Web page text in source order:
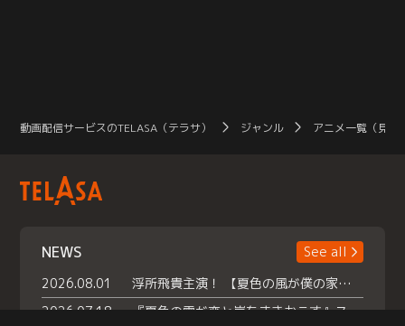
動画配信サービスのTELASA（テラサ） ジャンル アニメ一覧（見放
NEWS
See all
2026.08.01
浮所飛貴主演！ 【夏色の風が僕の家にやってきた】 本日よりテラサで独占配信スタート！
2026.07.18
『夏色の雲が恋と嵐をまきおこす』スペシャルメイキング 【Part1】2026年７月18日（土）23時30分～配信スタート！話題のシーンの裏側を大公開！豪華キャスト大集合！ 『武宮家 真夏の家族会議』開催！